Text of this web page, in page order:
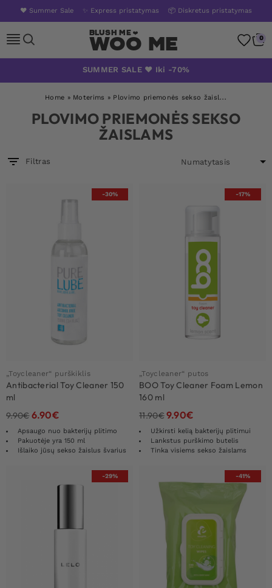
❤️ Summer Sale ✨ Express pristatymas 📦 Diskretus pristatymas
Woo Me 0
SUMMER SALE ❤️ Iki -70%
Home » Moterims » Plovimo priemonės sekso žaislams
PLOVIMO PRIEMONĖS SEKSO
ŽAISLAMS
Filtras
-30%
„Toycleaner“ purškiklis
Antibacterial Toy Cleaner 150
ml
9.90€6.90€
Apsaugo nuo bakterijų plitimo
Pakuotėje yra 150 ml
Išlaiko jūsų sekso žaislus švarius
-17%
„Toycleaner“ putos
BOO Toy Cleaner Foam Lemon
160 ml
11.90€9.90€
Užkirsti kelią bakterijų plitimui
Lankstus purškimo butelis
Tinka visiems sekso žaislams
-29% -41%